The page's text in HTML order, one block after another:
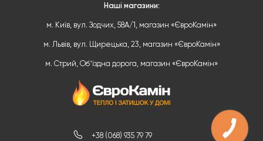
+38 (068) 935 79 79
Наші магазини:
м. Київ, вул. Зодчих, 58А/1, магазин «ЄвроКамін»
м. Львів, вул. Щирецька, 23, магазин «ЄвроКамін»
м. Стрий, Обʼїздна дорога, магазин «ЄвроКамін»
КНОПКА
ЗВ'ЯЗКУ